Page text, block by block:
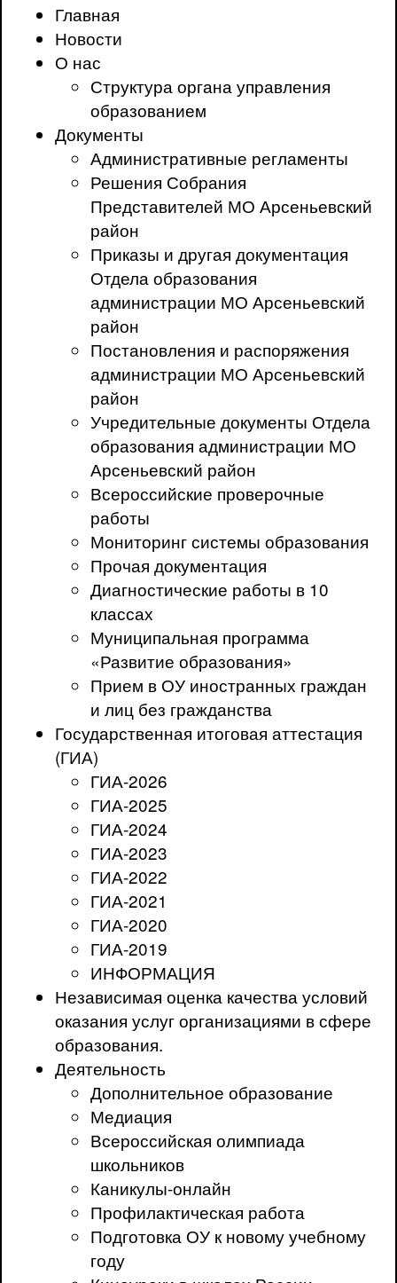
Главная
Новости
О нас
Структура органа управления
образованием
Документы
Административные регламенты
Решения Собрания
Представителей МО Арсеньевский
район
Приказы и другая документация
Отдела образования
администрации МО Арсеньевский
район
Постановления и распоряжения
администрации МО Арсеньевский
район
Учредительные документы Отдела
образования администрации МО
Арсеньевский район
Всероссийские проверочные
работы
Мониторинг системы образования
Прочая документация
Диагностические работы в 10
классах
Муниципальная программа
«Развитие образования»
Прием в ОУ иностранных граждан
и лиц без гражданства
Государственная итоговая аттестация
(ГИА)
ГИА-2026
ГИА-2025
ГИА-2024
ГИА-2023
ГИА-2022
ГИА-2021
ГИА-2020
ГИА-2019
ИНФОРМАЦИЯ
Независимая оценка качества условий
оказания услуг организациями в сфере
образования.
Деятельность
Дополнительное образование
Медиация
Всероссийская олимпиада
школьников
Каникулы-онлайн
Профилактическая работа
Подготовка ОУ к новому учебному
году